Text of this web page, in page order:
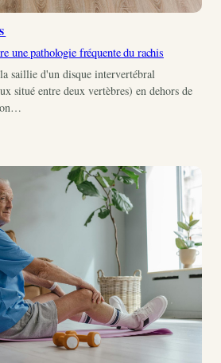
une pathologie fréquente du rachis
saillie d'un disque intervertébral
situé entre deux vertèbres) en dehors de